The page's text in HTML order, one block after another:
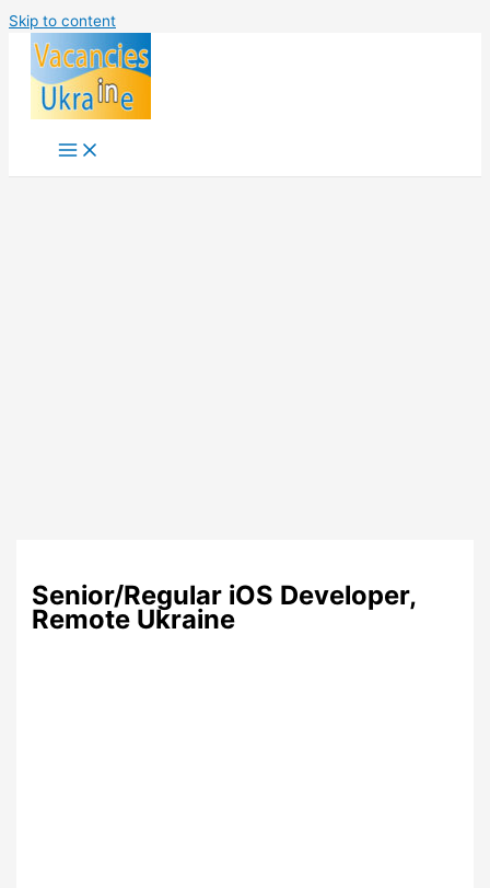
Skip to content
Senior/Regular iOS Developer,
Remote Ukraine